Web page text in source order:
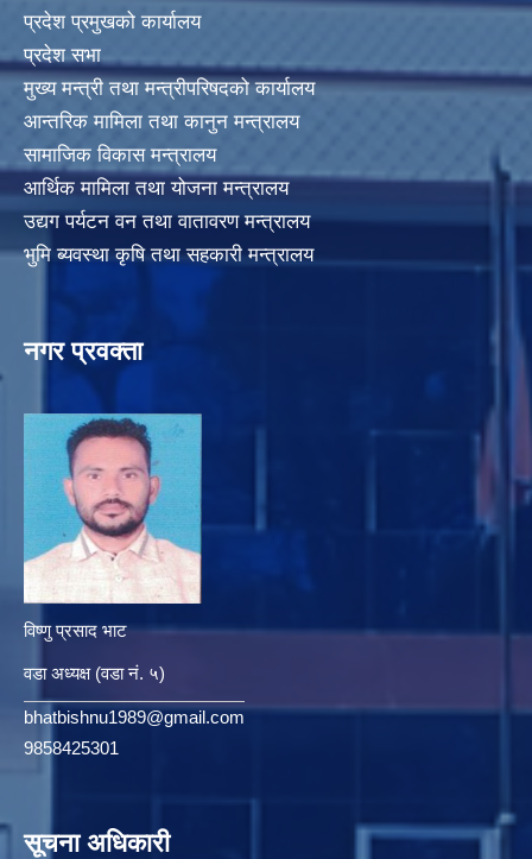
प्रदेश प्रमुखको कार्यालय
प्रदेश सभा
मुख्य मन्त्री तथा मन्त्रीपरिषदको कार्यालय
आन्तरिक मामिला तथा कानुन मन्त्रालय
सामाजिक विकास मन्त्रालय
आर्थिक मामिला तथा योजना मन्त्रालय
उद्यग पर्यटन वन तथा वातावरण मन्त्रालय
भुमि ब्यवस्था कृषि तथा सहकारी मन्त्रालय
नगर प्रवक्ता
विष्णु प्रसाद भाट
वडा अध्यक्ष (वडा नं. ५)
bhatbishnu1989@gmail.com
9858425301
सूचना अधिकारी